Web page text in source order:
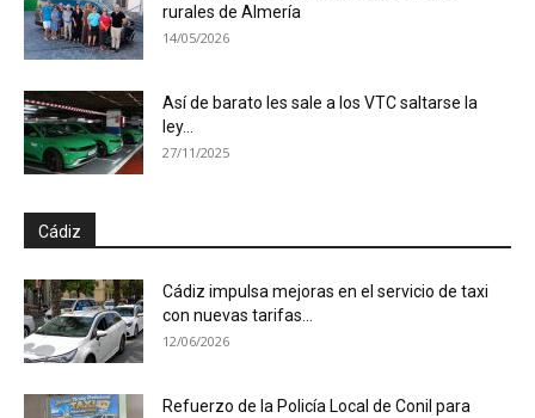
rurales de Almería
14/05/2026
Así de barato les sale a los VTC saltarse la
ley...
27/11/2025
Cádiz
Cádiz impulsa mejoras en el servicio de taxi
con nuevas tarifas...
12/06/2026
Refuerzo de la Policía Local de Conil para